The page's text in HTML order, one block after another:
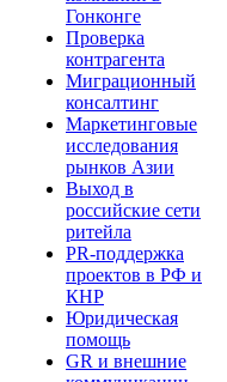
Гонконге
Проверка
контрагента
Миграционный
консалтинг
Маркетинговые
исследования
рынков Азии
Выход в
российские сети
ритейла
PR-поддержка
проектов в РФ и
КНР
Юридическая
помощь
GR и внешние